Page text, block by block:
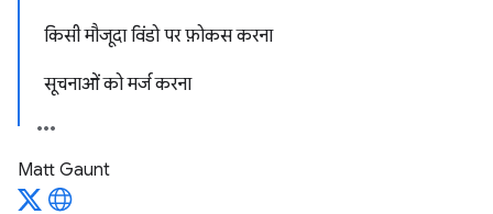
किसी मौजूदा विंडो पर फ़ोकस करना
सूचनाओं को मर्ज करना
Matt Gaunt